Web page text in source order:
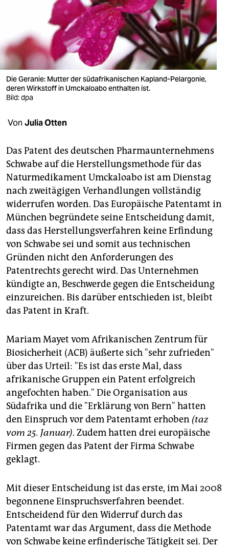
wahrheit
verlag
verlag
veranstaltungen
unterstützen
abo
genossenschaft
epaper login
Die Geranie: Mutter der südafrikanischen Kapland-Pelargonie,
deren Wirkstoff in Umckaloabo enthalten ist.
Bild: dpa
Von Julia Otten
Das Patent des deutschen Pharmaunternehmens
Schwabe auf die Herstellungsmethode für das
Naturmedikament Umckaloabo ist am Dienstag
nach zweitägigen Verhandlungen vollständig
widerrufen worden. Das Europäische Patentamt in
München begründete seine Entscheidung damit,
dass das Herstellungsverfahren keine Erfindung
von Schwabe sei und somit aus technischen
Gründen nicht den Anforderungen des
Patentrechts gerecht wird. Das Unternehmen
kündigte an, Beschwerde gegen die Entscheidung
einzureichen. Bis darüber entschieden ist, bleibt
das Patent in Kraft.
Mariam Mayet vom Afrikanischen Zentrum für
Biosicherheit (ACB) äußerte sich "sehr zufrieden"
über das Urteil: "Es ist das erste Mal, dass
afrikanische Gruppen ein Patent erfolgreich
angefochten haben." Die Organisation aus
Südafrika und die "Erklärung von Bern" hatten
den Einspruch vor dem Patentamt erhoben (taz
vom 25. Januar). Zudem hatten drei europäische
Firmen gegen das Patent der Firma Schwabe
geklagt.
Mit dieser Entscheidung ist das erste, im Mai 2008
begonnene Einspruchsverfahren beendet.
Entscheidend für den Widerruf durch das
Patentamt war das Argument, dass die Methode
von Schwabe keine erfinderische Tätigkeit sei. Der